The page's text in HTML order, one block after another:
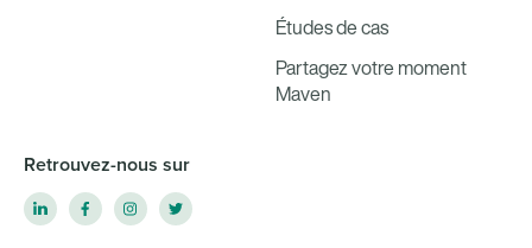
Études de cas
Partagez votre moment
Maven
Retrouvez-nous sur